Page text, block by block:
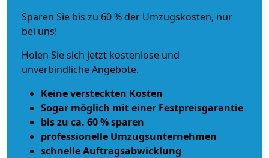
Sparen Sie bis zu 60 % der Umzugskosten, nur
bei uns!
Holen Sie sich jetzt kostenlose und
unverbindliche Angebote.
Keine versteckten Kosten
Sogar möglich mit einer Festpreisgarantie
bis zu ca. 60 % sparen
professionelle Umzugsunternehmen
schnelle Auftragsabwicklung